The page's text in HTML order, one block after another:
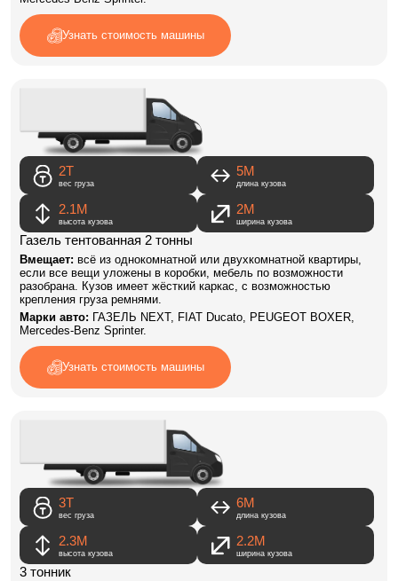
Узнать стоимость машины
2Т
вес груза
5M
длина кузова
2.1М
высота кузова
2М
ширина кузова
Газель тентованная 2 тонны
Вмещает: всё из однокомнатной или двухкомнатной квартиры,
если все вещи уложены в коробки, мебель по возможности
разобрана. Кузов имеет жёсткий каркас, с возможностью
крепления груза ремнями.
Марки авто: ГАЗЕЛЬ NEXT, FIAT Ducato, PEUGEOT BOXER,
Mercedes-Benz Sprinter.
Узнать стоимость машины
3Т
вес груза
6M
длина кузова
2.3М
высота кузова
2.2М
ширина кузова
3 тонник